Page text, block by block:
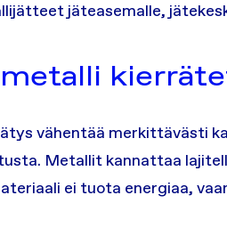
jäteasemalle,
vähentää merkittävästi
Metallit kannattaa
ei tuota energiaa,